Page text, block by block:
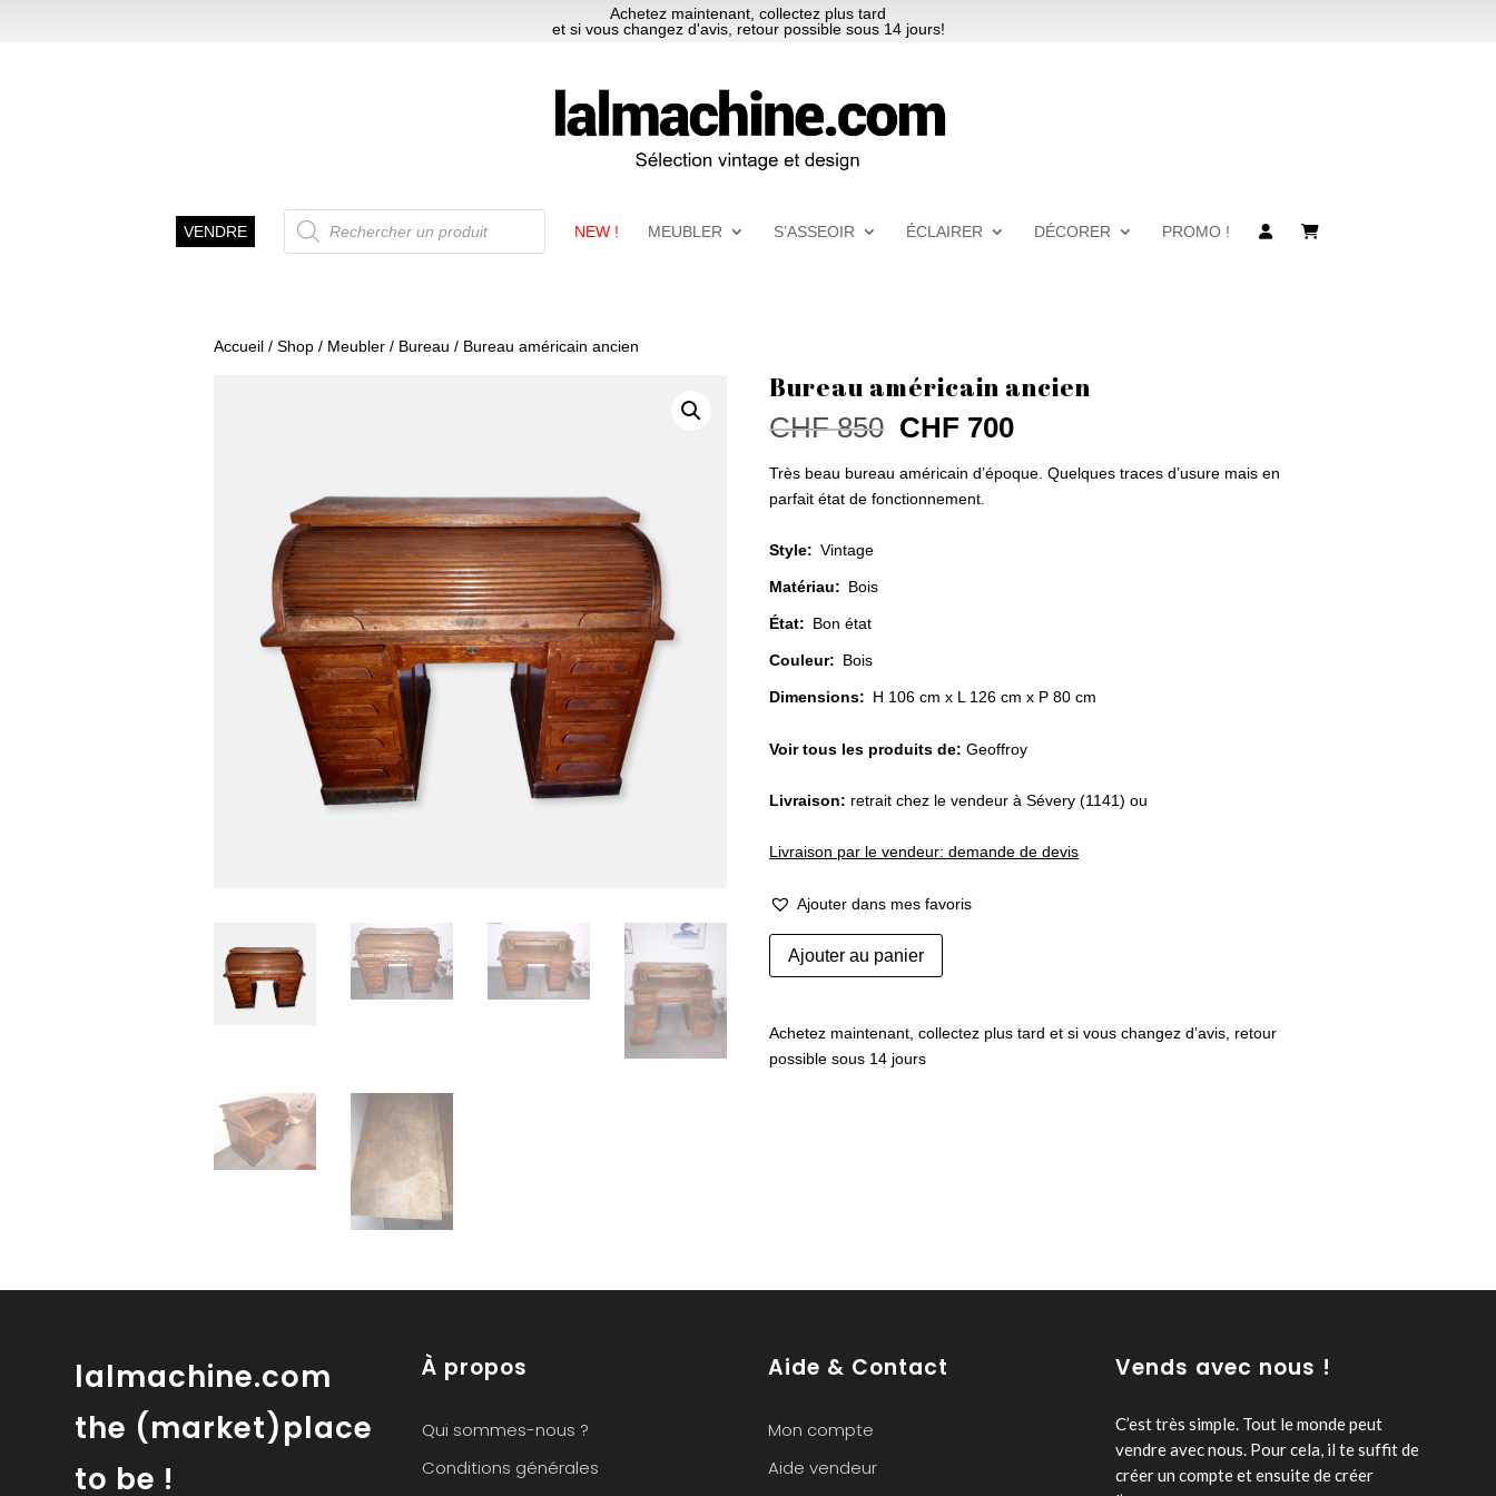
Achetez maintenant, collectez plus tard
et si vous changez d'avis, retour possible sous 14 jours!
VENDRE
Recherche
de
produits
NEW ! MEUBLER S’ASSEOIR ÉCLAIRER DÉCORER PROMO !
Accueil / Shop / Meubler / Bureau / Bureau américain ancien
Bureau américain ancien
CHF850 Le
initial
était :
CHF 700Le
actuel
Très beau bureau américain d’époque. Quelques traces d’usure mais en
parfait état de fonctionnement.
Style: Vintage
Matériau: Bois
État: Bon état
Couleur: Bois
Dimensions: H 106 cm x L 126 cm x P 80 cm
Voir tous les produits de:Geoffroy
Livraison: retrait chez le vendeur à Sévery (1141) ou
Livraison par le vendeur: demande de devis
Ajouter dans mes favoris
quantité
de
Ajouter au panier
Achetez maintenant, collectez plus tard et si vous changez d’avis, retour
possible sous 14 jours
lalmachine.com
the (market)place
to be !
À propos
Qui sommes-nous ?
Conditions générales
Aide & Contact
Mon compte
Aide vendeur
Vends avec nous !
C’est très simple. Tout le monde peut
vendre avec nous. Pour cela, il te suffit de
créer un compte et ensuite de créer